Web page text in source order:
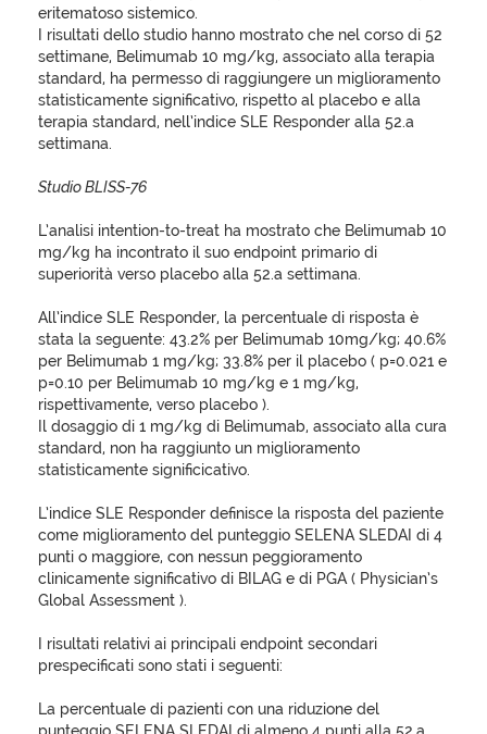
eritematoso sistemico.
I risultati dello studio hanno mostrato che nel corso di 52
settimane, Belimumab 10 mg/kg, associato alla terapia
standard, ha permesso di raggiungere un miglioramento
statisticamente significativo, rispetto al placebo e alla
terapia standard, nell’indice SLE Responder alla 52.a
settimana.
Studio BLISS-76
L’analisi intention-to-treat ha mostrato che Belimumab 10
mg/kg ha incontrato il suo endpoint primario di
superiorità verso placebo alla 52.a settimana.
All’indice SLE Responder, la percentuale di risposta è
stata la seguente: 43.2% per Belimumab 10mg/kg; 40.6%
per Belimumab 1 mg/kg; 33.8% per il placebo ( p=0.021 e
p=0.10 per Belimumab 10 mg/kg e 1 mg/kg,
rispettivamente, verso placebo ).
Il dosaggio di 1 mg/kg di Belimumab, associato alla cura
standard, non ha raggiunto un miglioramento
statisticamente significicativo.
L’indice SLE Responder definisce la risposta del paziente
come miglioramento del punteggio SELENA SLEDAI di 4
punti o maggiore, con nessun peggioramento
clinicamente significativo di BILAG e di PGA ( Physician’s
Global Assessment ).
I risultati relativi ai principali endpoint secondari
prespecificati sono stati i seguenti:
La percentuale di pazienti con una riduzione del